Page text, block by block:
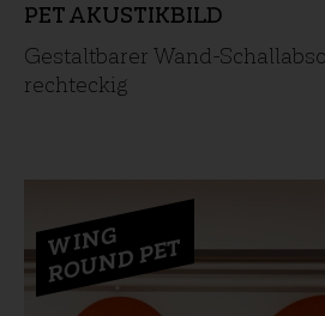
PET AKUSTIKBILD
Gestaltbarer Wand-
rechteckig